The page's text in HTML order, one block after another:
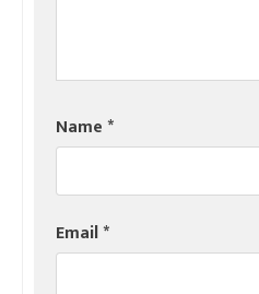
Name*
Email*